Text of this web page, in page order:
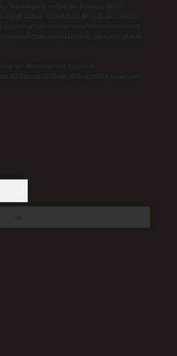
Teknolojileri ve İletişim Kurumu (BTK)
olarak hizmet vermektedir. Bu nedenle, sitedeki
yükümlülüğümüz bulunmamaktadır.
taşımakta olup, siteye üye olarak
düşündüğünüz içerikleri,
bildirmeniz halinde, ilgili içerikler yasal süre